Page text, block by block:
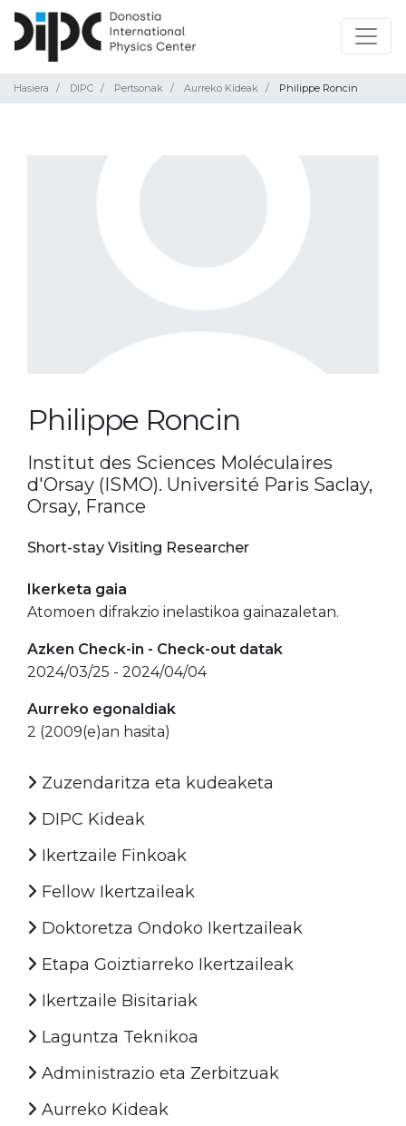
Hasiera DIPC Pertsonak Aurreko Kideak Philippe Roncin
Philippe Roncin
Institut des Sciences Moléculaires
d'Orsay (ISMO). Université Paris Saclay,
Orsay, France
Short-stay Visiting Researcher
Ikerketa gaia
Atomoen difrakzio inelastikoa gainazaletan.
Azken Check-in - Check-out datak
2024/03/25 - 2024/04/04
Aurreko egonaldiak
2 (2009(e)an hasita)
Zuzendaritza eta kudeaketa
DIPC Kideak
Ikertzaile Finkoak
Fellow Ikertzaileak
Doktoretza Ondoko Ikertzaileak
Etapa Goiztiarreko Ikertzaileak
Ikertzaile Bisitariak
Laguntza Teknikoa
Administrazio eta Zerbitzuak
Aurreko Kideak